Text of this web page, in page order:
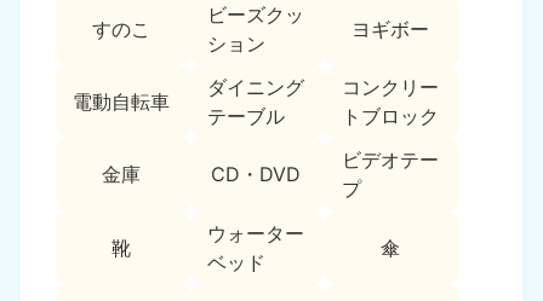
すのこ
ビーズクッ
ション
ヨギボー
電動自転車
ダイニング
テーブル
コンクリー
トブロック
金庫 CD・DVD
ビデオテー
プ
靴
ウォーター
ベッド
傘
050-1881-5268
9:00〜19:00 年中無休
050-1881-5266
9:00〜19:00 年中無休
栃木県
050-1881-5270
茨城県
050-1881-5269
9:00〜19:00 年中無休
050-1881-5267
9:00〜19:00 年中無休